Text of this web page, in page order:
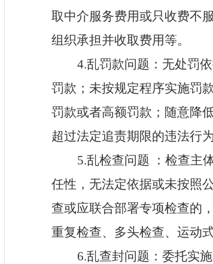
取中介服务费用或只收费不
组织承担并收取费用等。
4.乱罚款问题：无处罚
罚款；未按规定程序实施罚
罚款或者高额罚款；随意降
超过法定追责期限的违法行
5.乱检查问题 ：检查主
任性，无法定依据或未按照
查或应联合部署专项检查的
重复检查、多头检查、运动
6.乱查封问题：委托实